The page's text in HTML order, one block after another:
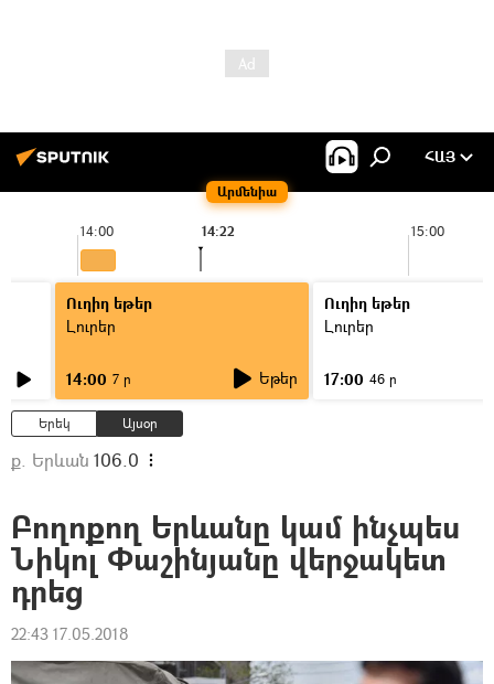
Արմենիա
ՀԱՅ
14:00 15:00
14:22
Ուղիղ եթեր
Լուրեր
14:00 7 ր Եթեր
Ուղիղ եթեր
Լուրեր
17:00 46 ր
Երեկ Այսօր
ք. Երևան 106.0
Բողոքող Երևանը կամ ինչպես
Նիկոլ Փաշինյանը վերջակետ
դրեց
22:43 17.05.2018